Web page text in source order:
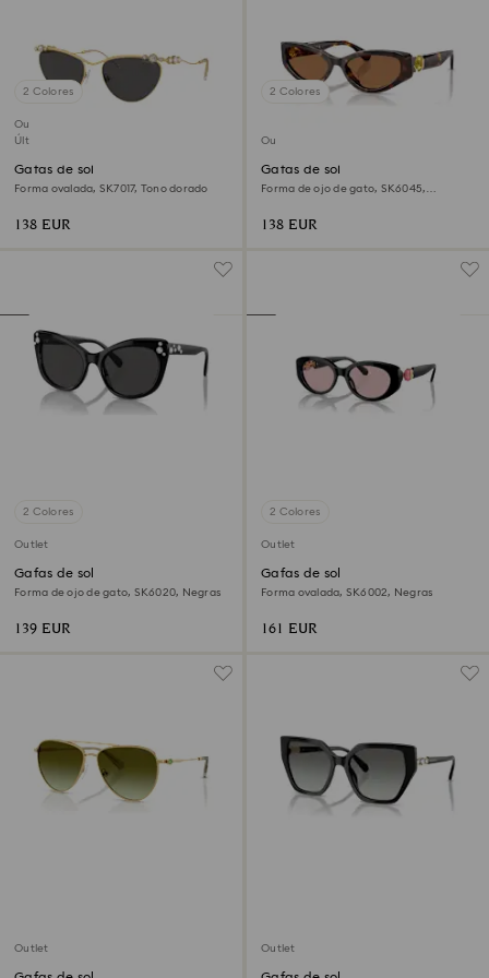
2 Colores
Outlet
Última oportunidad para comprar
Gafas de sol
Forma ovalada, SK7017, Tono dorado
138 EUR
2 Colores
Outlet
Gafas de sol
Forma de ojo de gato, SK6045,
138 EUR
2 Colores
Outlet
Gafas de sol
Forma de ojo de gato, SK6020, Negras
139 EUR
2 Colores
Outlet
Gafas de sol
Forma ovalada, SK6002, Negras
161 EUR
Outlet Outlet